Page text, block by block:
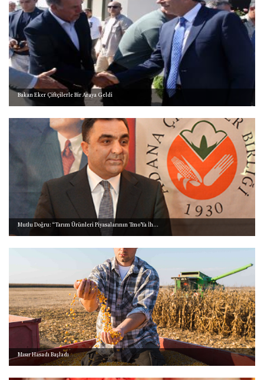
Bakan Eker Çiftçilerle Bir Araya Geldi
Mutlu Doğru: “Tarım Ürünleri Piyasalarının Tmo’Ya İh...
Mısır Hasadı Başladı